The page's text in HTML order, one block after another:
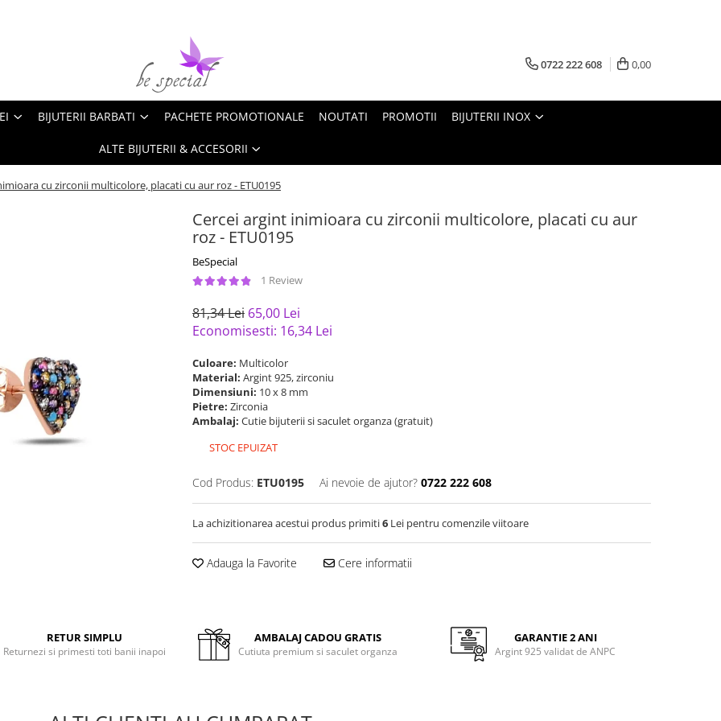
0722 222 608 0,00
BIJUTERII BARBATI PACHETE PROMOTIONALE NOUTATI PROMOTII BIJUTERII INOX
ALTE BIJUTERII & ACCESORII
cu zirconii multicolore, placati cu aur roz - ETU0195
Cercei argint inimioara cu zirconii multicolore, placati cu aur
roz - ETU0195
BeSpecial
1 Review
81,34 Lei 65,00 Lei
Economisesti: 16,34 Lei
Culoare: Multicolor
Material: Argint 925, zirconiu
Dimensiuni: 10 x 8 mm
Pietre: Zirconia
Ambalaj: Cutie bijuterii si saculet organza (gratuit)
STOC EPUIZAT
Cod Produs: ETU0195 Ai nevoie de ajutor? 0722 222 608
La achizitionarea acestui produs primiti6 Lei pentru comenzile viitoare
Adauga la Favorite Cere informatii
RETUR SIMPLU
Returnezi si primesti toti banii inapoi
AMBALAJ CADOU GRATIS
Cutiuta premium si saculet organza
GARANTIE 2 ANI
Argint 925 validat de ANPC